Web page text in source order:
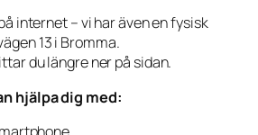
internet – vi har även en fysisk
13 i Bromma.
du längre ner på sidan.
hjälpa dig med: